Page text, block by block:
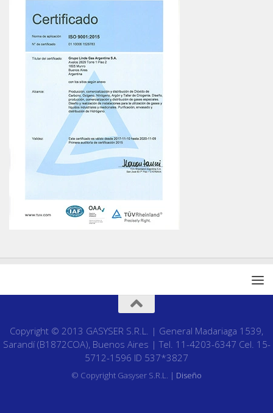
Copyright © 2013 GASYSER S.R.L. | General Madariaga 1539,
Sarandí (B1872COA), Buenos Aires | Tel. 11-4203-6347 Cel. 15-
5712-1596 ID 537*3827
© Copyright Gasyser S.R.L. | Diseño